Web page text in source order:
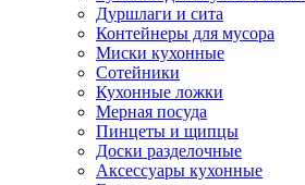
Дуршлаги и сита
Контейнеры для мусора
Миски кухонные
Сотейники
Кухонные ложки
Мерная посуда
Пинцеты и щипцы
Доски разделочные
Аксессуары кухонные